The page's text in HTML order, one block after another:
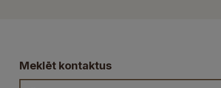
Meklēt kontaktus